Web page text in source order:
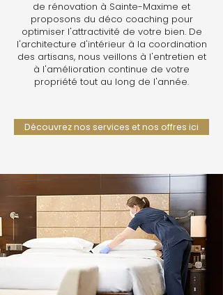
de rénovation à Sainte-Maxime et
proposons du déco coaching pour
optimiser l'attractivité de votre bien. De
l'architecture d'intérieur à la coordination
des artisans, nous veillons à l'entretien et
à l'amélioration continue de votre
propriété tout au long de l'année.
Découvrez nos services et nos offres ici